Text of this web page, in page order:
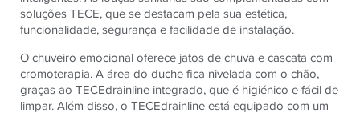
soluções TECE, que se destacam pela sua estética,
funcionalidade, segurança e facilidade de instalação.
O chuveiro emocional oferece jatos de chuva e cascata com
cromoterapia. A área do duche fica nivelada com o chão,
graças ao TECEdrainline integrado, que é higiénico e fácil de
limpar. Além disso, o TECEdrainline está equipado com um